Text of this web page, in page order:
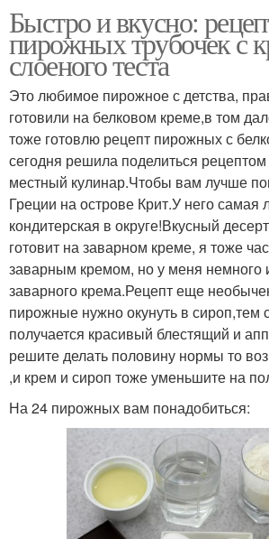
Быстро и вкусно:
пирожных трубочек с
слоеного теста
Это любимое пирожное с детства,
готовили на белковом креме,в том
тоже готовлю рецепт пирожных с
сегодня решила поделиться
местный кулинар.Чтобы вам лучше
Греции на острове Крит.У него самая
кондитерская в округе!Вкусный
готовит на заварном креме, я тоже
заварным кремом, но у меня немного
заварного крема.Рецепт еще
пирожные нужно окунуть в сироп,тем
получается красивый блестящий и
решите делать половину нормы то
,и крем и сироп тоже уменьшите на
На 24 пирожных вам понадобиться: